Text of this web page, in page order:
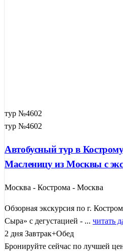
тур №4602
тур №4602
Автобусный тур в
Масленицу из Москвы с
Москва - Кострома - Москва
Обзорная экскурсия по г.
Сыра» с дегустацией - ... читать
2 дня Завтрак+Обед
Бронируйте сейчас по лучшей